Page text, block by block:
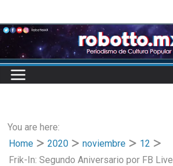
to
content
You are here:
Home
2020 noviembre
12
Frik-In: Segundo Aniversario por FB Live.